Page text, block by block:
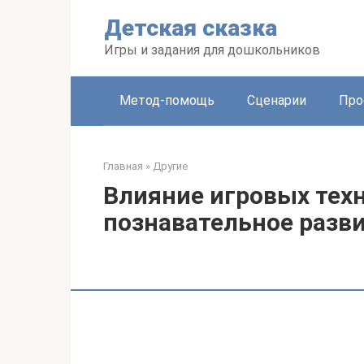
Детская сказка
Игры и задания для дошкольников
Метод-помощь Сценарии
Главная » Другие
Влияние игровых
познавательное